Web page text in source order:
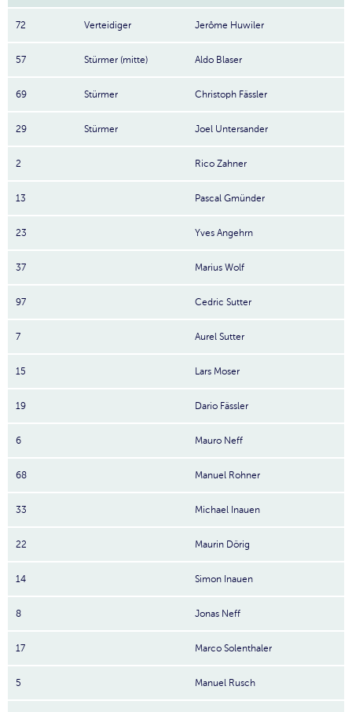
72 Verteidiger Jerôme Huwiler
57 Stürmer (mitte) Aldo Blaser
69 Stürmer Christoph Fässler
29 Stürmer Joel Untersander
2 Rico Zahner
13 Pascal Gmünder
23 Yves Angehrn
37 Marius Wolf
97 Cedric Sutter
7 Aurel Sutter
15 Lars Moser
19 Dario Fässler
6 Mauro Neff
68 Manuel Rohner
33 Michael Inauen
22 Maurin Dörig
14 Simon Inauen
8 Jonas Neff
17 Marco Solenthaler
5 Manuel Rusch